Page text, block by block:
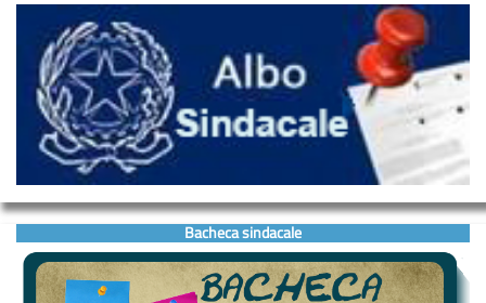
Bacheca sindacale